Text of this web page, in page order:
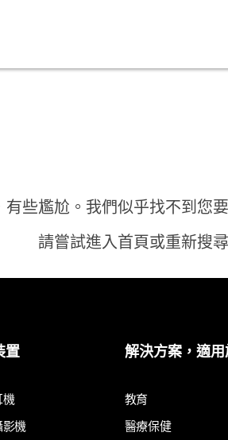
有些尷尬。我們似乎找不到您
請嘗試進入首頁或重新搜尋
需要答案？
提交問題
置
機
影機
解決方案，適用
教育
醫療保健